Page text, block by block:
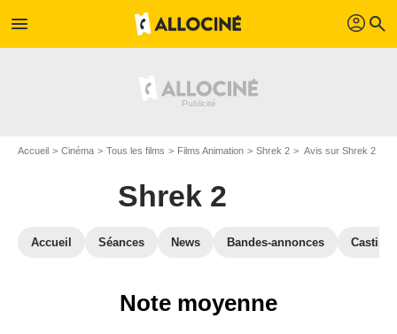
menu profil search
Accueil Cinéma Tous les films Films Animation Shrek 2 Avis sur Shrek 2
Shrek 2
Accueil Séances News Bandes-annonces Casting
Note moyenne